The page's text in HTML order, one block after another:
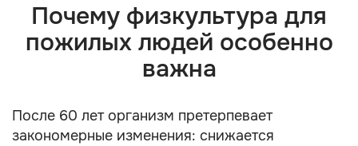
Почему физкультура для
пожилых людей особенно
важна
После 60 лет организм претерпевает
закономерные изменения: снижается